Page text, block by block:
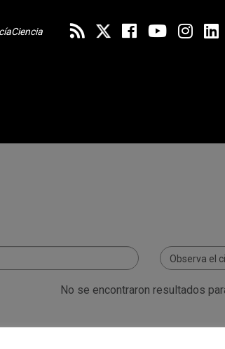
Seleccionar
Observa el
No se encontraron resultados